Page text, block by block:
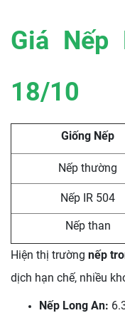
Giá Nếp
18/10
Giống Nếp
Nếp thường
Nếp IR 504
Nếp than
Hiện thị trường nếp
dịch hạn chế, nhiều
Nếp Long An: